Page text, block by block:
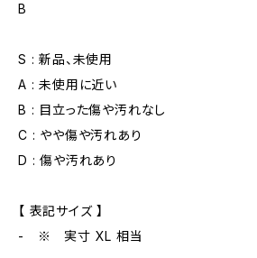
B
S : 新品、未使用
A : 未使用に近い
B : 目立った傷や汚れなし
C : やや傷や汚れあり
D : 傷や汚れあり
【 表記サイズ 】
- ※ 実寸 XL 相当